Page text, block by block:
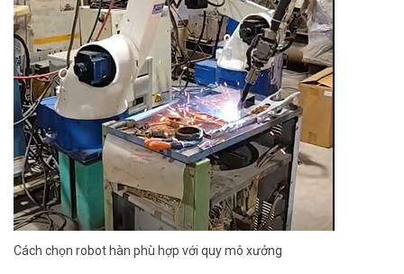
Cách chọn robot hàn phù hợp với quy mô xưởng